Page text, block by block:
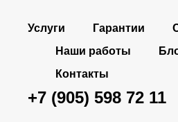
Услуги Гарантии
Наши работы
Контакты
+7 (905) 598 72 11